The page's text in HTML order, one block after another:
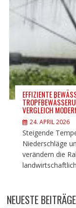
EFFIZIENTE
VERGLEICH
24. APRIL 2026
Steigende
Niederschläge
verändern die
NEUESTE BEITRÄGE